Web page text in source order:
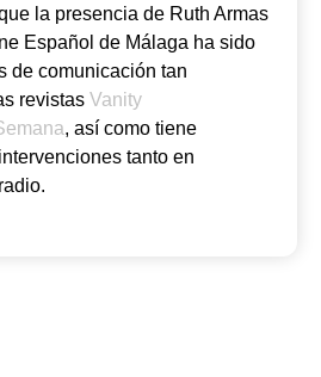
la presencia de Ruth Armas
Español de Málaga ha sido
de comunicación tan
revistas Vanity
, así como tiene
tanto en